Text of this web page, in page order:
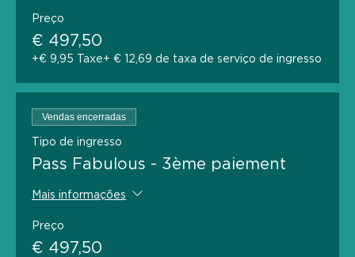
Preço
€ 497,50
+€ 9,95 Taxe+ € 12,69 de taxa de serviço de ingresso
Vendas encerradas
Tipo de ingresso
Pass Fabulous - 3ème paiement
Mais informações
Preço
€ 497,50